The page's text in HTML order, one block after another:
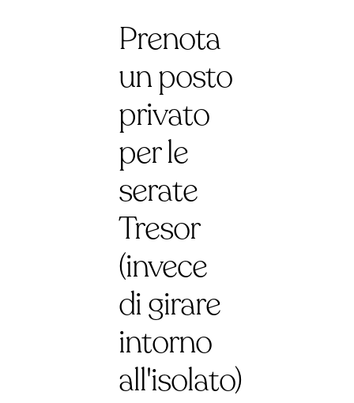
Prenota
un posto
privato
per le
serate
Tresor
(invece
di girare
intorno
all'isolato)